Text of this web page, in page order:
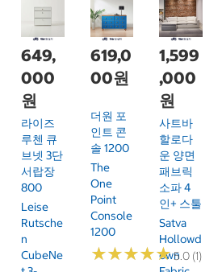
649,
000
원
라이즈
루첸 큐
브넷 3단
서랍장
800
Leise
Rutsche
N
CubeNe
619,0
00원
더원 포
인트 콘
솔 1200
The
One
Point
Console
1200
★★★★★
★★★★★5.0 (1)
1,599
,000
원
사트바
할로다
운 양면
패브릭
소파 4
인+ 스툴
Satva
Hollowd
Own